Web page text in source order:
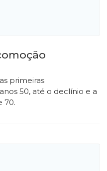
primeiras
50, até o declínio e a
70.